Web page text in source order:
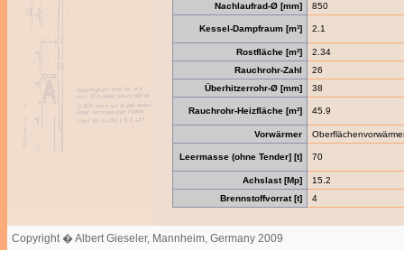
Nachlaufrad-Ø [mm]
850
Kessel-Dampfraum [m³] 2.1
Rostfläche [m²]
2.34
Rauchrohr-Zahl
26
Überhitzerrohr-Ø [mm]
38
Rauchrohr-Heizfläche [m²] 45.9
Vorwärmer
Leermasse (ohne Tender] [t] 70
Achslast [Mp]
15.2
Brennstoffvorrat [t]
4
Copyright � Albert Gieseler, Mannheim, Germany 2009